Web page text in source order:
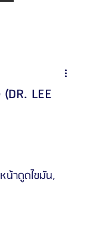
LEE
น้าดูดไขมัน,